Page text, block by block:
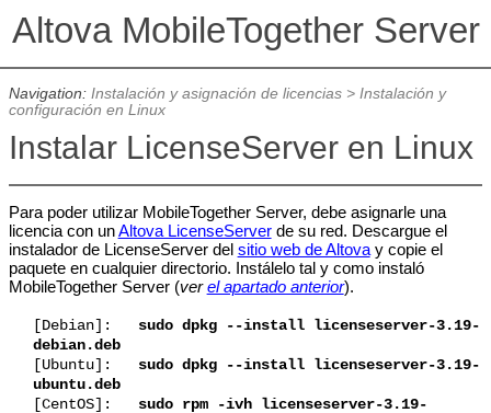
Altova MobileTogether Server
Navigation: Instalación y asignación de licencias> Instalación y
configuración en Linux
Instalar LicenseServer en Linux
Para poder utilizar MobileTogether Server, debe asignarle una
licencia con unAltova LicenseServerde su red. Descargue el
instalador de LicenseServer del sitio web de Altovay copie el
paquete en cualquier directorio. Instálelo tal y como instaló
MobileTogether Server (ver el apartado anterior).
[Debian]: sudo dpkg --install licenseserver-3.19-
debian.deb
[Ubuntu]: sudo dpkg --install licenseserver-3.19-
ubuntu.deb
[CentOS]: sudo rpm -ivh licenseserver-3.19-